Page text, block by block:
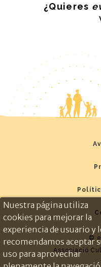
¿Quieres
©
Associació
Nuestra página utiliza
cookies para mejorar la
experiencia de usuario y
recomendamos aceptar
uso para aprovechar